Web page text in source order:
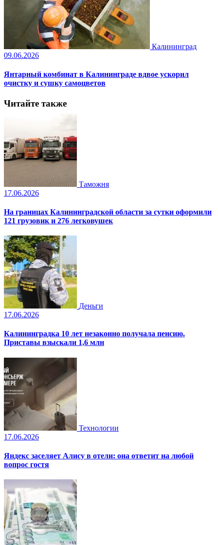
Калининград
09.06.2026
Янтарный комбинат в Калининграде вдвое ускорил
очистку и сушку самоцветов
Читайте также
Таможня
17.06.2026
На границах Калининградской области за сутки оформили
121 грузовик и 276 легковушек
Деньги
17.06.2026
Калининградка 10 лет незаконно получала пенсию.
Приставы взыскали 1,6 млн
Технологии
17.06.2026
Яндекс заселяет Алису в отели: она ответит на любой
вопрос гостя